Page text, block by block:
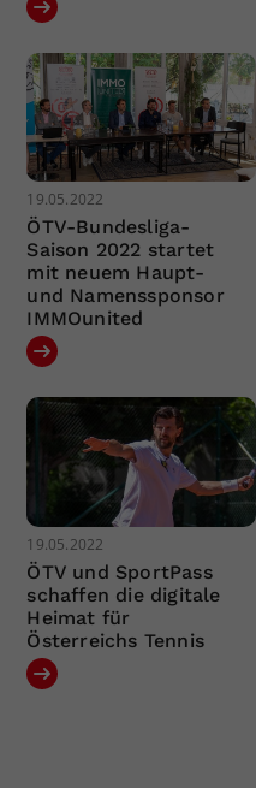
19.05.2022
ÖTV-Bundesliga-
Saison 2022 startet
mit neuem Haupt-
und Namenssponsor
IMMOunited
19.05.2022
ÖTV und SportPass
schaffen die digitale
Heimat für
Österreichs Tennis